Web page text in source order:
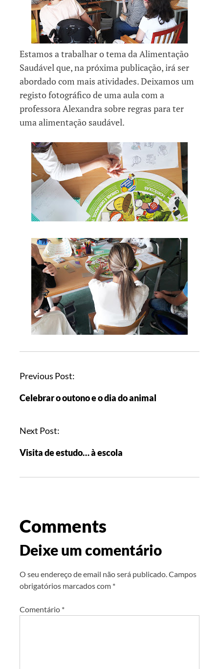
Estamos a trabalhar o tema da Alimentação
Saudável que, na próxima publicação, irá ser
abordado com mais atividades. Deixamos um
registo fotográfico de uma aula com a
professora Alexandra sobre regras para ter
uma alimentação saudável.
Previous Post:
Celebrar o outono e o dia do animal
Next Post:
Visita de estudo… à escola
Comments
Deixe um comentário
O seu endereço de email não será publicado.Campos
obrigatórios marcados com *
Comentário *